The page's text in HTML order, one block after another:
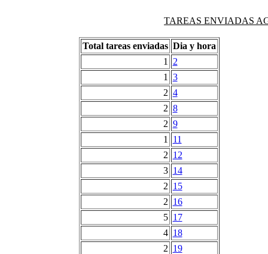
TAREAS ENVIADAS
Total tareas enviadas Dia y hora
1
2
1
3
2 4
2 8
2 9
1
11
2 12
3 14
2 15
2 16
5 17
4 18
2 19